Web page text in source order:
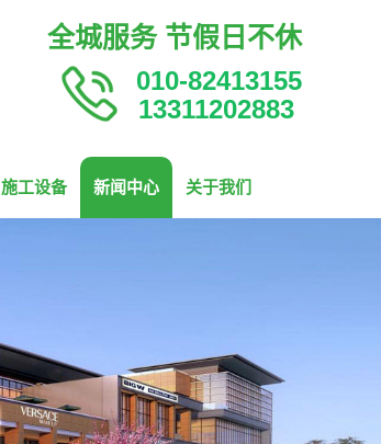
全城服务 节假日不休
010-82413155
13311202883
施工设备 新闻中心 关于我们